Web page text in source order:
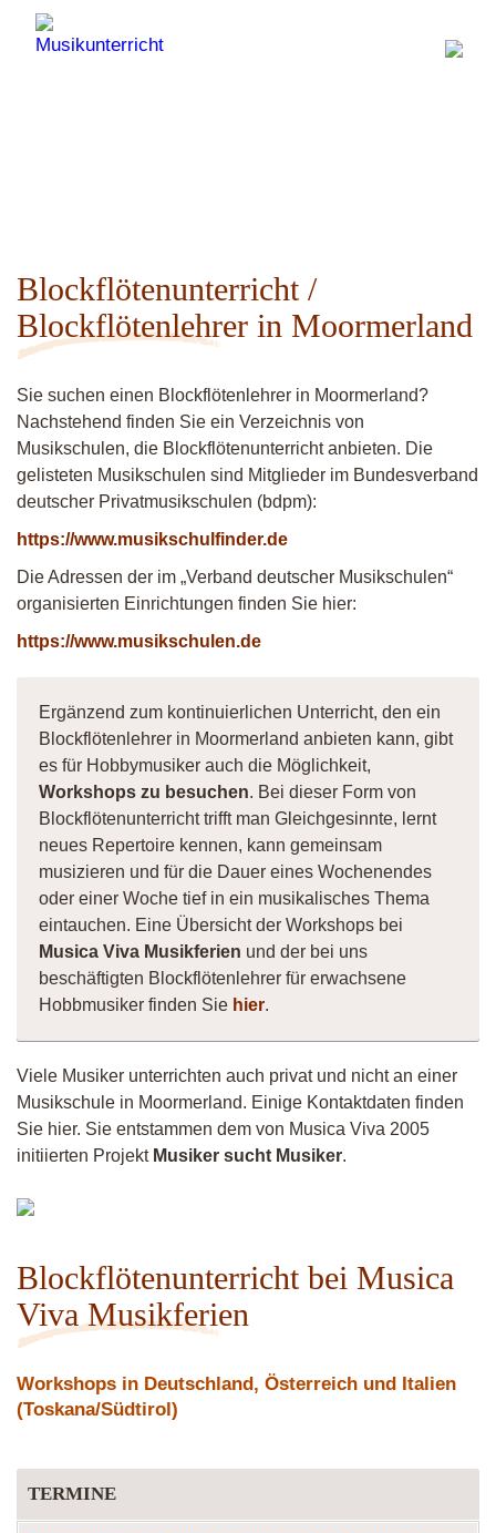
Blockflötenunterricht /
Blockflötenlehrer in Moormerland
Sie suchen einen Blockflötenlehrer in Moormerland?
Nachstehend finden Sie ein Verzeichnis von
Musikschulen, die Blockflötenunterricht anbieten. Die
gelisteten Musikschulen sind Mitglieder im Bundesverband
deutscher Privatmusikschulen (bdpm):
https://www.musikschulfinder.de
Die Adressen der im „Verband deutscher Musikschulen“
organisierten Einrichtungen finden Sie hier:
https://www.musikschulen.de
Ergänzend zum kontinuierlichen Unterricht, den ein
Blockflötenlehrer in Moormerland anbieten kann, gibt
es für Hobbymusiker auch die Möglichkeit,
Workshops zu besuchen. Bei dieser Form von
Blockflötenunterricht trifft man Gleichgesinnte, lernt
neues Repertoire kennen, kann gemeinsam
musizieren und für die Dauer eines Wochenendes
oder einer Woche tief in ein musikalisches Thema
eintauchen. Eine Übersicht der Workshops bei
Musica Viva Musikferien und der bei uns
beschäftigten Blockflötenlehrer für erwachsene
Hobbmusiker finden Sie hier.
Viele Musiker unterrichten auch privat und nicht an einer
Musikschule in Moormerland. Einige Kontaktdaten finden
Sie hier. Sie entstammen dem von Musica Viva 2005
initiierten Projekt Musiker sucht Musiker.
Blockflötenunterricht bei Musica
Viva Musikferien
Workshops in Deutschland, Österreich und Italien
(Toskana/Südtirol)
TERMINE